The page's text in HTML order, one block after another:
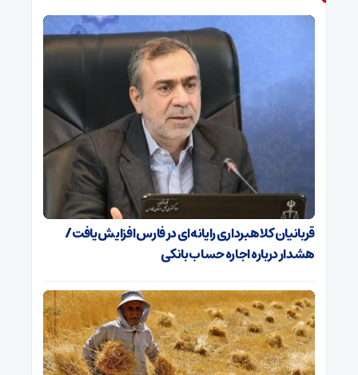
قربانیان کلاهبرداری رایانه‌ای در فارس افزایش یافت/
هشدار درباره اجاره حساب بانکی